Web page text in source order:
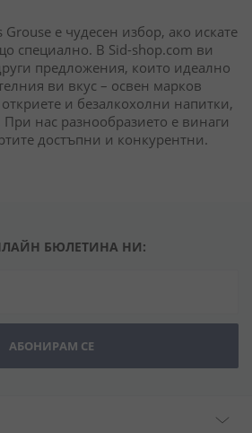
Grouse е чудесен избор, ако искате
специално. В Sid-shop.com ви
предложения, които идеално
ви вкус – освен марков
и безалкохолни напитки,
нас разнообразието е винаги
достъпни и конкурентни.
БЮЛЕТИНА НИ:
АБОНИРАМ СЕ